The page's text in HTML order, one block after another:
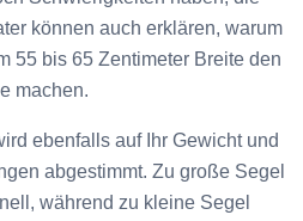
können auch erklären, warum
55 bis 65 Zentimeter Breite den
machen.
ebenfalls auf Ihr Gewicht und
abgestimmt. Zu große Segel
während zu kleine Segel